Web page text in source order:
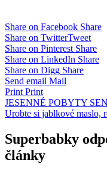
Share on Facebook Share
Share on TwitterTweet
Share on Pinterest Share
Share on LinkedIn Share
Share on Digg Share
Send email Mail
Print Print
Navigácia
v
článku
JESENNÉ POBYTY
Urobte si jablkové maslo,
Superbabky
články